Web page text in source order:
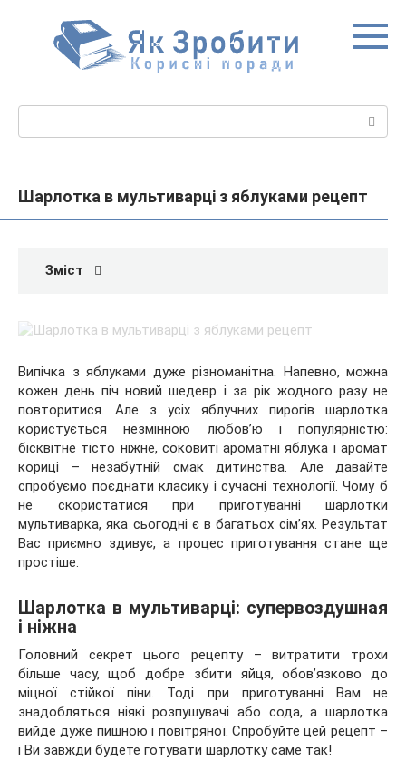
Шарлотка в мультиварці з яблуками рецепт
Зміст
Випічка з яблуками дуже різноманітна. Напевно, можна
кожен день піч новий шедевр і за рік жодного разу не
повторитися. Але з усіх яблучних пирогів шарлотка
користується незмінною любов’ю і популярністю:
бісквітне тісто ніжне, соковиті ароматні яблука і аромат
кориці – незабутній смак дитинства. Але давайте
спробуємо поєднати класику і сучасні технології. Чому б
не скористатися при приготуванні шарлотки
мультиварка, яка сьогодні є в багатьох сім’ях. Результат
Вас приємно здивує, а процес приготування стане ще
простіше.
Шарлотка в мультиварці: супервоздушная
і ніжна
Головний секрет цього рецепту – витратити трохи
більше часу, щоб добре збити яйця, обов’язково до
міцної стійкої піни. Тоді при приготуванні Вам не
знадобляться ніякі розпушувачі або сода, а шарлотка
вийде дуже пишною і повітряної. Спробуйте цей рецепт –
і Ви завжди будете готувати шарлотку саме так!